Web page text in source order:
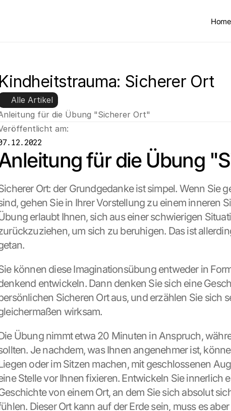
Kindheitstrauma: Sicherer Ort
Alle Artikel
für die Übung "Sicherer Ort"
am:
für die Übung
Ort: der Grundgedanke ist simpel. Wenn Sie
gehen Sie in Ihrer Vorstellung zu einem inneren
erlaubt Ihnen, sich aus einer schwierigen
um sich zu beruhigen. Das ist
können diese Imaginationsübung entweder in
entwickeln. Dann denken Sie sich eine
Sicheren Ort aus, und erzählen Sie sich
wirksam.
Übung nimmt etwa 20 Minuten in Anspruch,
Je nachdem, was Ihnen angenehmer ist,
oder im Sitzen machen, mit geschlossenen
Stelle vor Ihnen fixieren. Entwickeln Sie innerlich
von einem Ort, an dem Sie sich absolut
Dieser Ort kann auf der Erde sein, muss es
Home
c
k
e
n
u
f
d
s
n
S
c
z
s
h
i
m
t
i
m
m
e
n